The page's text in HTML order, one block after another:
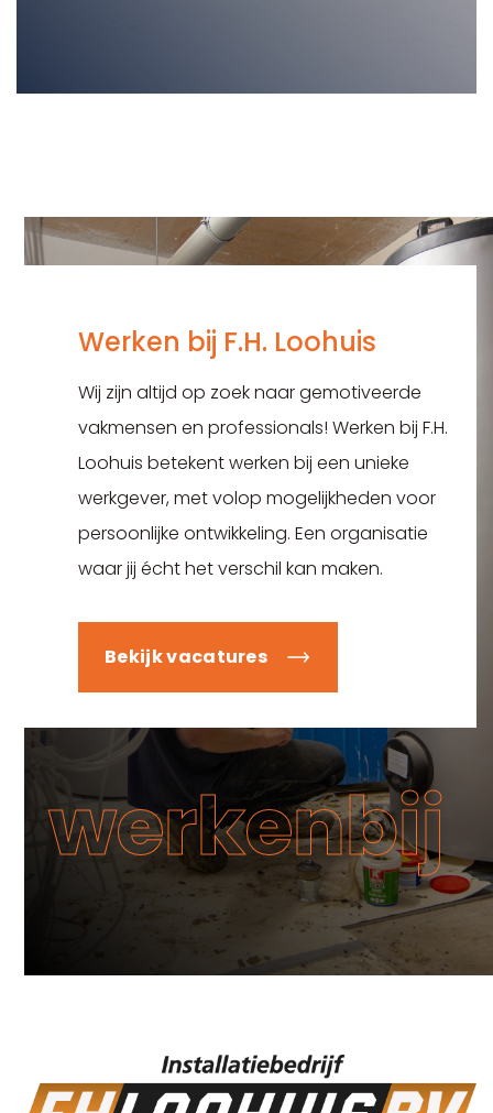
Werken bij F.H. Loohuis
Wij zijn altijd op zoek naar gemotiveerde
vakmensen en professionals! Werken bij F.H.
Loohuis betekent werken bij een unieke
werkgever, met volop mogelijkheden voor
persoonlijke ontwikkeling. Een organisatie
waar jij écht het verschil kan maken.
Bekijk vacatures
werkenbij